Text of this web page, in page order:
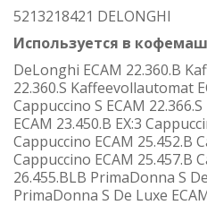
5213218421 DELONGHI
Используется в
DeLonghi ECAM 22.360.B
22.360.S Kaffeevollautomat
Cappuccino S ECAM
ECAM 23.450.B EX:3
Cappuccino ECAM 25.452.B
Cappuccino ECAM 25.457.B
26.455.BLB PrimaDonna S
PrimaDonna S De Luxe